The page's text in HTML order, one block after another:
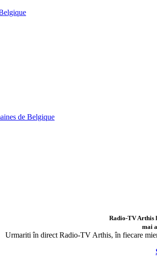
de Belgique
Radio-TV Arthis
mai
Urmariti în direct Radio-TV Arthis, în fiecare